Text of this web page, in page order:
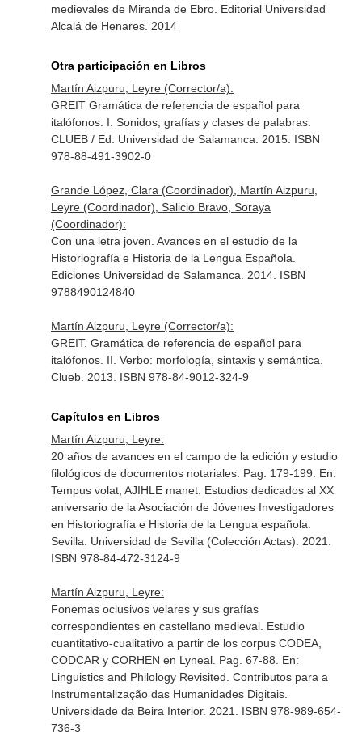
medievales de Miranda de Ebro. Editorial Universidad
Alcalá de Henares. 2014
Otra participación en Libros
Martín Aizpuru, Leyre (Corrector/a):
GREIT Gramática de referencia de español para
italófonos. I. Sonidos, grafías y clases de palabras.
CLUEB / Ed. Universidad de Salamanca. 2015. ISBN
978-88-491-3902-0
Grande López, Clara (Coordinador), Martín Aizpuru,
Leyre (Coordinador), Salicio Bravo, Soraya
(Coordinador):
Con una letra joven. Avances en el estudio de la
Historiografía e Historia de la Lengua Española.
Ediciones Universidad de Salamanca. 2014. ISBN
9788490124840
Martín Aizpuru, Leyre (Corrector/a):
GREIT. Gramática de referencia de español para
italófonos. II. Verbo: morfología, sintaxis y semántica.
Clueb. 2013. ISBN 978-84-9012-324-9
Capítulos en Libros
Martín Aizpuru, Leyre:
20 años de avances en el campo de la edición y estudio
filológicos de documentos notariales. Pag. 179-199. En:
Tempus volat, AJIHLE manet. Estudios dedicados al XX
aniversario de la Asociación de Jóvenes Investigadores
en Historiografía e Historia de la Lengua española
Sevilla. Universidad de Sevilla (Colección Actas). 2021.
ISBN 978-84-472-3124-9
Martín Aizpuru, Leyre:
Fonemas oclusivos velares y sus grafías
correspondientes en castellano medieval. Estudio
cuantitativo-cualitativo a partir de los corpus CODEA,
CODCAR y CORHEN en Lyneal. Pag. 67-88. En:
Linguistics and Philology Revisited. Contributos para a
Instrumentalização das Humanidades Digitais.
Universidade da Beira Interior. 2021. ISBN 978-989-654-
736-3